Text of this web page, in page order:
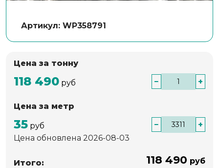
Артикул: WP358791
Цена за тонну
118 490 руб − +
Цена за метр
35 руб −
+
Цена обновлена 2026-08-03
Итого: 118 490 руб